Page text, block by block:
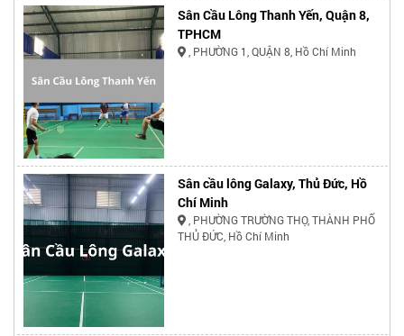
Sân Cầu Lông Thanh Yến, Quận 8,
TPHCM
, PHƯỜNG 1, QUẬN 8, Hồ Chí Minh
Sân cầu lông Galaxy, Thủ Đức, Hồ
Chí Minh
, PHƯỜNG TRƯỜNG THỌ, THÀNH PHỐ
THỦ ĐỨC, Hồ Chí Minh